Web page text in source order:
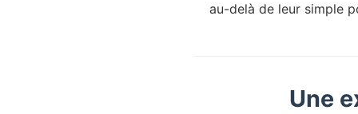
au-delà de leur simple
Une